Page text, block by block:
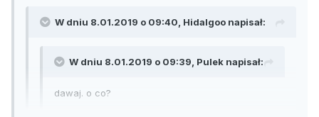
W dniu 8.01.2019 o 09:40, Hidalgoo napisał:
W dniu 8.01.2019 o 09:39, Pulek napisał:
dawaj. o co?